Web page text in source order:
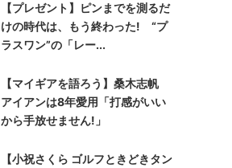
【プレゼント】ピンまでを測るだ
けの時代は、もう終わった! “プ
ラスワン”の「レー...
【マイギアを語ろう】桑木志帆
アイアンは8年愛用「打感がいい
から手放せません!」
【小祝さくら ゴルフときどきタン